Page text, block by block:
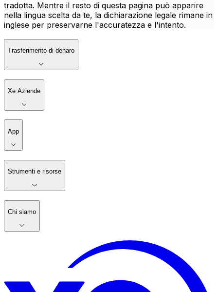
tradotta. Mentre il resto di questa pagina può apparire
nella lingua scelta da te, la dichiarazione legale rimane in
inglese per preservarne l'accuratezza e l'intento.
Trasferimento di denaro
Xe Aziende
App
Strumenti e risorse
Chi siamo